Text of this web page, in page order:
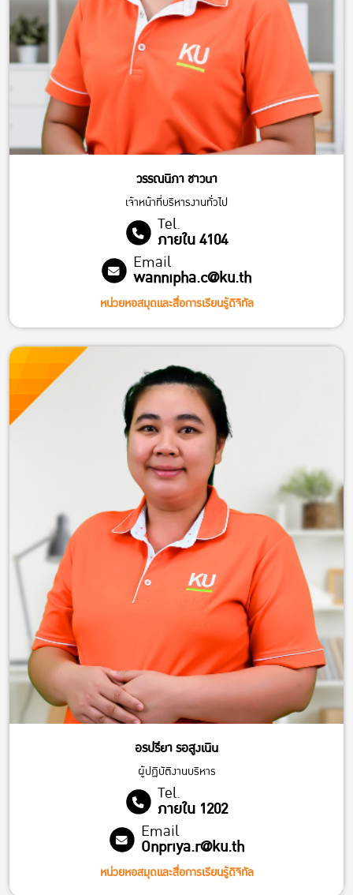
วรรณนิภา ชาวนา
เจ้าหน้าที่บริหารงานทั่วไป
Tel.
ภายใน 4104
Email
wannipha.c@ku.th
หน่วยหอสมุดและสื่อการเรียนรู้ดิจิทัล
อรปรียา รอสูงเนิน
ผู้ปฏิบัติงานบริหาร
Tel.
ภายใน 1202
Email
Onpriya.r@ku.th
หน่วยหอสมุดและสื่อการเรียนรู้ดิจิทัล